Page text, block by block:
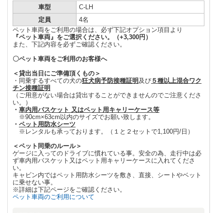
車型
C-LH
定員
4名
ペット車両をご利用の場合は、必ず下記オプション項目より
『ペット車両』をご選択ください。（+3,300円）
また、下記内容を必ずご確認ください。
〇ペット車両をご利用のお客様へ
＜貸出当日にご準備頂くもの＞
・同乗するすべての犬の狂犬病予防接種証明及び ５種以上混合ワク
チン接種証明
（ご用意がない場合は貸出することができませんのでご注意くださ
い。）
・ 車内用バスケット 又はペット用キャリーケース等
※90cm×63cm以内のサイズでお願い致します。
・ ペット用防水シーツ
※レンタルも承っております。（１と２セットで1,100円/日）
＜ペット同乗のルール＞
ゲージに入ってのドライブに慣れている事。安全の為、走行中は必
ず車内用バスケット又はペット用キャリーケースに入れてくださ
い。
キャビン内ではペット用防水シーツを敷き、直接、シートやベット
に乗せない事。
※詳細は下記ページをご確認ください。
ペット車両のご利用について